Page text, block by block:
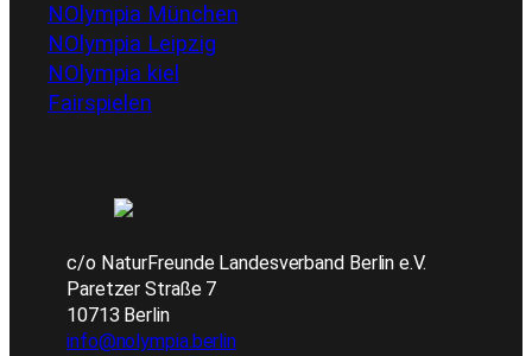
NOlympia München
NOlympia Leipzig
NOlympia kiel
Fairspielen
c/o NaturFreunde Landesverband Berlin e.V.
Paretzer Straße 7
10713 Berlin
info@nolympia.berlin